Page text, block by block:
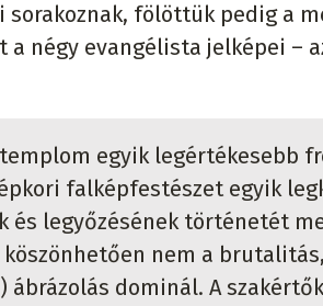
sorakoznak, fölöttük pedig a
a négy evangélista jelképei –
egyik legértékesebb
falképfestészet egyik
és legyőzésének történetét
köszönhetően nem a
ábrázolás dominál. A